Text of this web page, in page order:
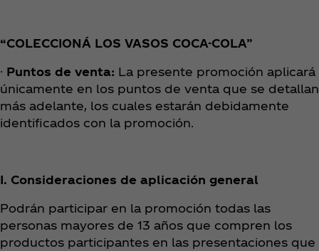
“COLECCIONÁ LOS VASOS COCA-COLA”
· Puntos de venta: La presente promoción aplicará
únicamente en los puntos de venta que se detallan
más adelante, los cuales estarán debidamente
identificados con la promoción.
I. Consideraciones de aplicación general
Podrán participar en la promoción todas las
personas mayores de 13 años que compren los
productos participantes en las presentaciones que